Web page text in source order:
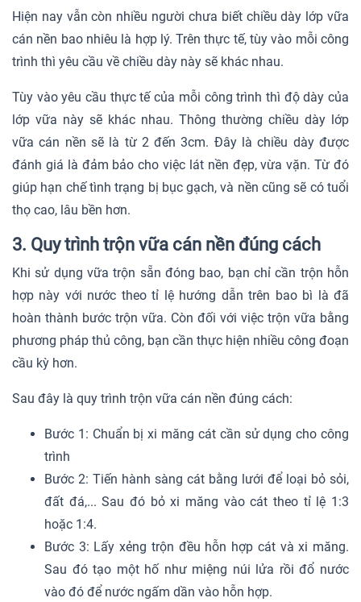
Hiện nay vẫn còn nhiều người chưa biết chiều dày lớp vữa
cán nền bao nhiêu là hợp lý. Trên thực tế, tùy vào mỗi công
trình thì yêu cầu về chiều dày này sẽ khác nhau.
Tùy vào yêu cầu thực tế của mỗi công trình thì độ dày của
lớp vữa này sẽ khác nhau. Thông thường chiều dày lớp
vữa cán nền sẽ là từ 2 đến 3cm. Đây là chiều dày được
đánh giá là đảm bảo cho việc lát nền đẹp, vừa vặn. Từ đó
giúp hạn chế tình trạng bị bục gạch, và nền cũng sẽ có tuổi
thọ cao, lâu bền hơn.
3. Quy trình trộn vữa cán nền đúng cách
Khi sử dụng vữa trộn sẵn đóng bao, bạn chỉ cần trộn hỗn
hợp này với nước theo tỉ lệ hướng dẫn trên bao bì là đã
hoàn thành bước trộn vữa. Còn đối với việc trộn vữa bằng
phương pháp thủ công, bạn cần thực hiện nhiều công đoạn
cầu kỳ hơn.
Sau đây là quy trình trộn vữa cán nền đúng cách:
Bước 1: Chuẩn bị xi măng cát cần sử dụng cho công
trình
Bước 2: Tiến hành sàng cát bằng lưới để loại bỏ sỏi,
đất đá,... Sau đó bỏ xi măng vào cát theo tỉ lệ 1:3
hoặc 1:4.
Bước 3: Lấy xẻng trộn đều hỗn hợp cát và xi măng.
Sau đó tạo một hố như miệng núi lửa rồi đổ nước
vào đó để nước ngấm dần vào hỗn hợp.